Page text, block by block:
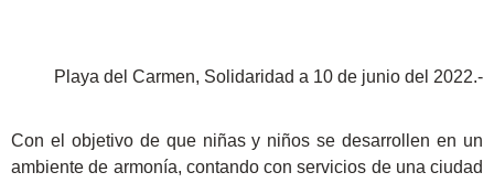
Playa del Carmen, Solidaridad a 10 de junio del 2022.-
Con el objetivo de que niñas y niños se desarrollen en un
ambiente de armonía, contando con servicios de una ciudad